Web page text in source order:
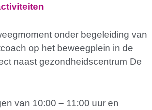
onder begeleiding van
op het beweegplein in de
naast gezondheidscentrum De
van 10:00 – 11:00 uur en